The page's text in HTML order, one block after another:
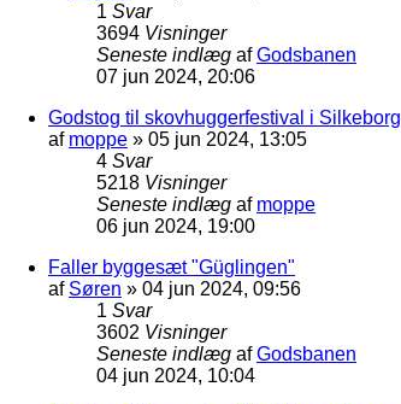
1 Svar
3694 Visninger
Seneste indlæg afGodsbanen
07 jun 2024, 20:06
Godstog til skovhuggerfestival i Silkeborg
af moppe » 05 jun 2024, 13:05
4 Svar
5218 Visninger
Seneste indlæg af moppe
06 jun 2024, 19:00
Faller byggesæt "Güglingen"
af Søren » 04 jun 2024, 09:56
1 Svar
3602 Visninger
Seneste indlæg afGodsbanen
04 jun 2024, 10:04